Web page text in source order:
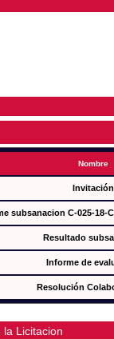
Nombre
Invitación
subsanacion C-025-18-
Resultado
Informe de
Resolución
Licitacion